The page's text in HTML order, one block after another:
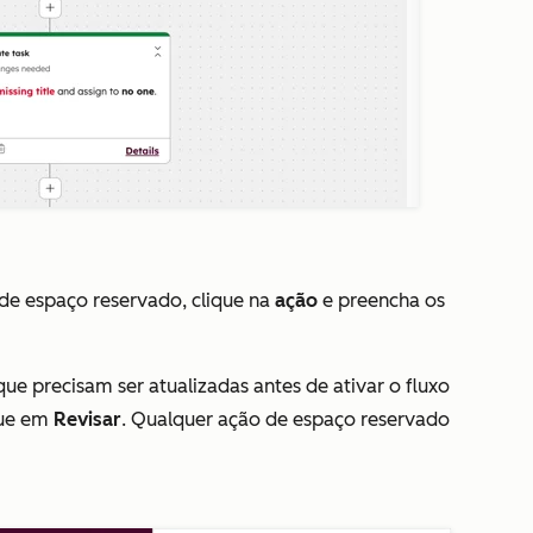
espaço reservado, clique na ação e preencha os
precisam ser atualizadas antes de ativar o fluxo
em Revisar. Qualquer ação de espaço reservado